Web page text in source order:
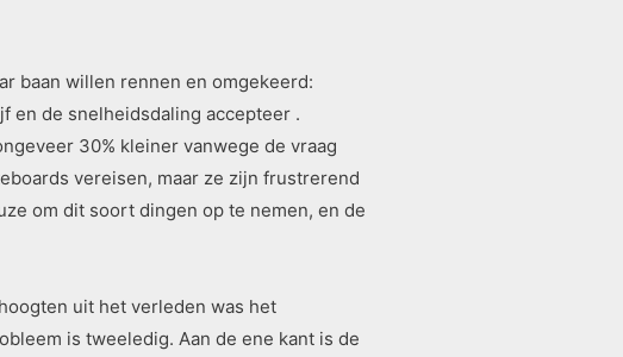
baan willen rennen en omgekeerd:
en de snelheidsdaling accepteer .
30% kleiner vanwege de vraag
vereisen, maar ze zijn frustrerend
om dit soort dingen op te nemen, en de
uit het verleden was het
is tweeledig. Aan de ene kant is de